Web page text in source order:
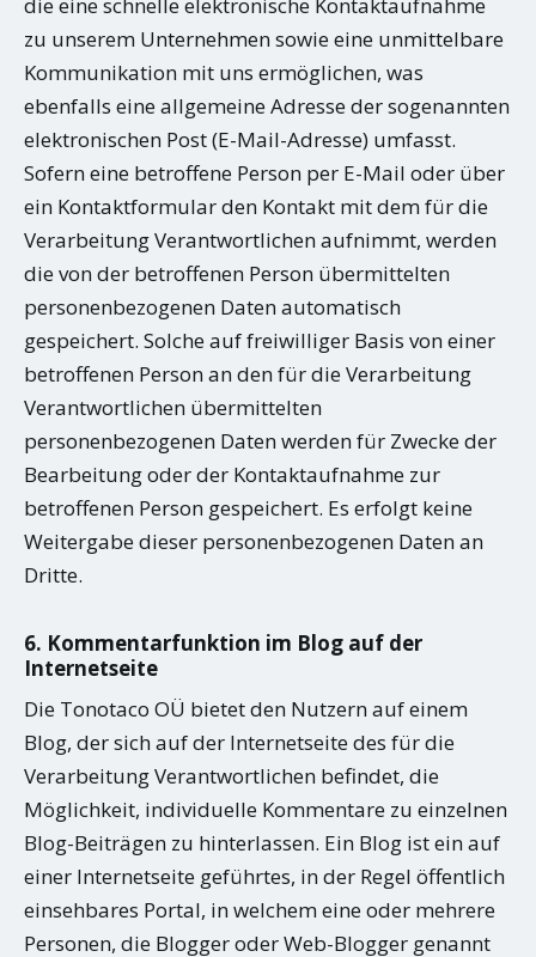
zu unserem Unternehmen sowie eine unmittelbare
Kommunikation mit uns ermöglichen, was
ebenfalls eine allgemeine Adresse der sogenannten
elektronischen Post (E-Mail-Adresse) umfasst.
Sofern eine betroffene Person per E-Mail oder über
ein Kontaktformular den Kontakt mit dem für die
Verarbeitung Verantwortlichen aufnimmt, werden
die von der betroffenen Person übermittelten
personenbezogenen Daten automatisch
gespeichert. Solche auf freiwilliger Basis von einer
betroffenen Person an den für die Verarbeitung
Verantwortlichen übermittelten
personenbezogenen Daten werden für Zwecke der
Bearbeitung oder der Kontaktaufnahme zur
betroffenen Person gespeichert. Es erfolgt keine
Weitergabe dieser personenbezogenen Daten an
Dritte.
6. Kommentarfunktion im Blog auf der
Internetseite
Die Tonotaco OÜ bietet den Nutzern auf einem
Blog, der sich auf der Internetseite des für die
Verarbeitung Verantwortlichen befindet, die
Möglichkeit, individuelle Kommentare zu einzelnen
Blog-Beiträgen zu hinterlassen. Ein Blog ist ein auf
einer Internetseite geführtes, in der Regel öffentlich
einsehbares Portal, in welchem eine oder mehrere
Personen, die Blogger oder Web-Blogger genannt